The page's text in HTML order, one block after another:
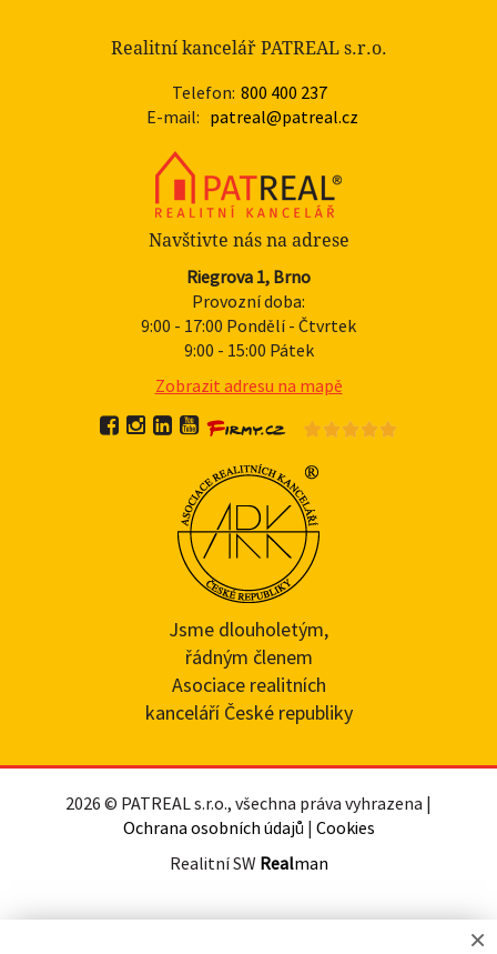
Realitní kancelář PATREAL s.r.o.
Telefon: 800 400 237
E-mail: patreal@patreal.cz
Navštivte nás na adrese
Riegrova 1, Brno
Provozní doba:
9:00 - 17:00 Pondělí - Čtvrtek
9:00 - 15:00 Pátek
Zobrazit adresu na mapě
Jsme dlouholetým,
řádným členem
Asociace realitních
kanceláří České republiky
2026 © PATREAL s.r.o., všechna práva vyhrazena |
Ochrana osobních údajů | Cookies
Realitní SW Realman
×